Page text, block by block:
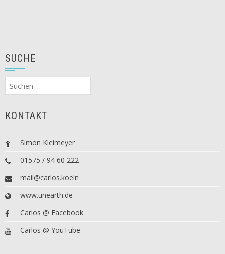
SUCHE
Suchen
nach:
KONTAKT
Simon Kleimeyer
01575 / 94 60 222
mail@carlos.koeln
www.unearth.de
Carlos @ Facebook
Carlos @ YouTube